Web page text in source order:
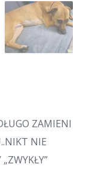
ZAMIENI
NIE